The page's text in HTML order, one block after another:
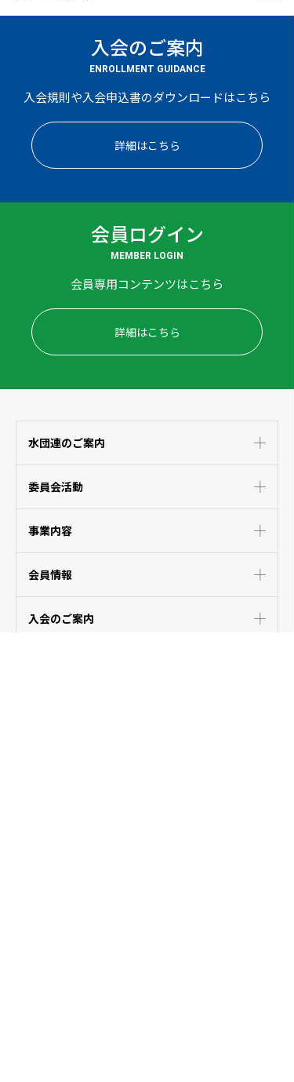
入会のご案内
ENROLLMENT GUIDANCE
入会規則や入会申込書のダウンロードはこちら
詳細はこちら
会員ログイン
MEMBER LOGIN
会員専用コンテンツはこちら
詳細はこちら
水団連のご案内
委員会活動
事業内容
会員情報
入会のご案内